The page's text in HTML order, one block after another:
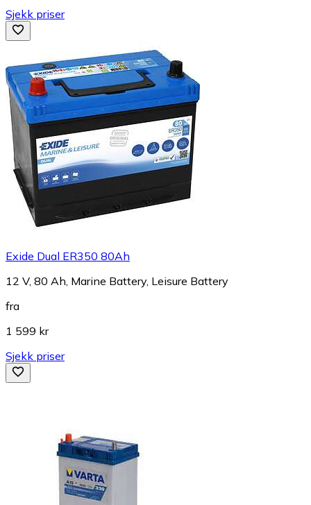
Sjekk priser
Exide Dual ER350 80Ah
12 V, 80 Ah, Marine Battery, Leisure Battery
fra
1 599 kr
Sjekk priser